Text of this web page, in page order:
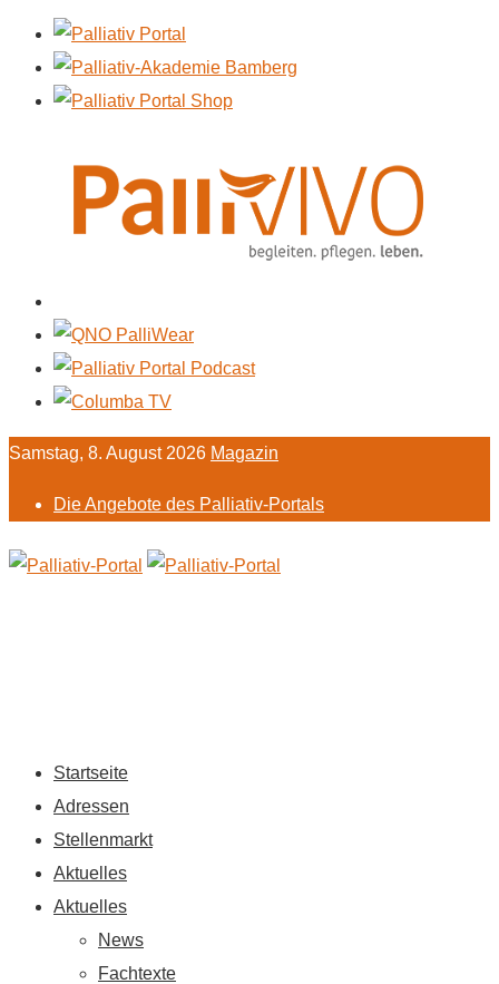
Samstag, 8. August 2026 Magazin
Die Angebote des Palliativ-Portals
Startseite
Adressen
Stellenmarkt
Aktuelles
Aktuelles
News
Fachtexte